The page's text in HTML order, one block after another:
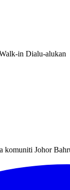
in Dialu-alukan
komuniti Johor